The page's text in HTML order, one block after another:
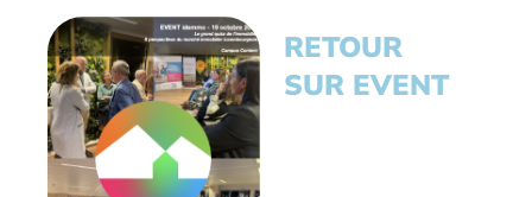
RETOUR
SUR EVENT